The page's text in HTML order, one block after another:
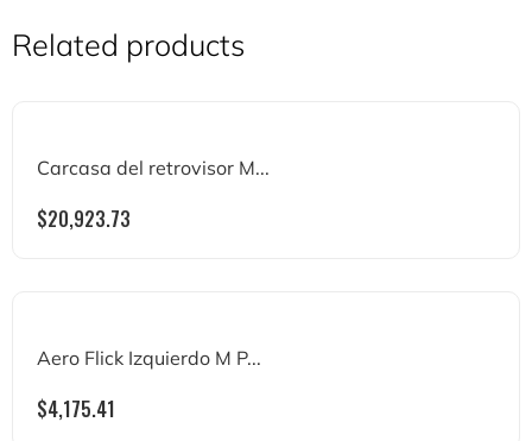
Related products
Carcasa del retrovisor M...
$20,923.73
Aero Flick Izquierdo M P...
$4,175.41